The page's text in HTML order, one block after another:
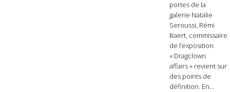
portes de la
galerie Natalie
Seroussi, Rémi
Baert, commissaire
de l’exposition
« Dragclown
affairs » revient sur
des points de
définition. En...